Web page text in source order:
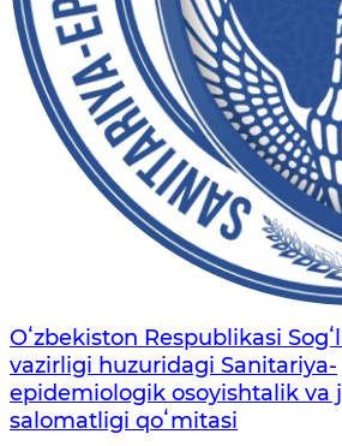
Oʻzbekiston Respublikasi
vazirligi huzuridagi Sanitariya-
epidemiologik osoyishtalik va
salomatligi qoʻmitasi